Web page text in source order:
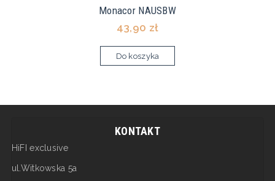
Monacor NAUSBW
43,90 zł
Do koszyka
KONTAKT
HiFI exclusive
ul.Witkowska 5a